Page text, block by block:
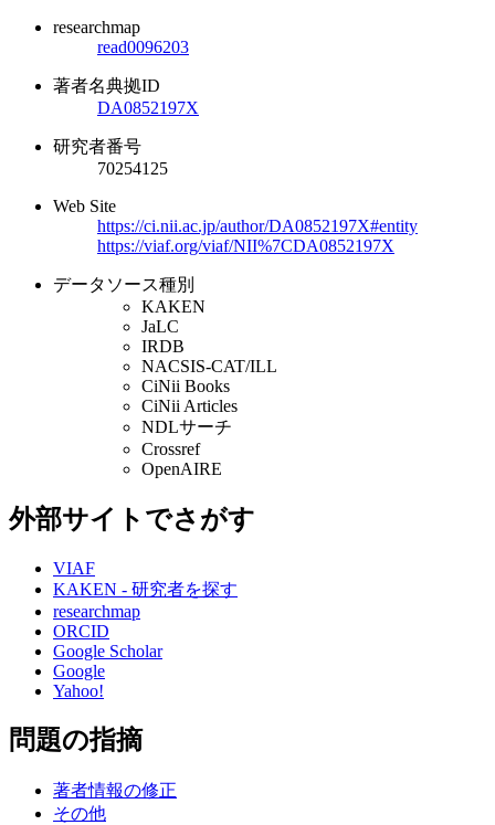
researchmap
read0096203
著者名典拠ID
DA0852197X
研究者番号
70254125
Web Site
https://ci.nii.ac.jp/author/DA0852197X#entity
https://viaf.org/viaf/NII%7CDA0852197X
データソース種別
KAKEN
JaLC
IRDB
NACSIS-CAT/ILL
CiNii Books
CiNii Articles
NDLサーチ
Crossref
OpenAIRE
外部サイトでさがす
VIAF
KAKEN - 研究者を探す
researchmap
ORCID
Google Scholar
Google
Yahoo!
問題の指摘
著者情報の修正
その他